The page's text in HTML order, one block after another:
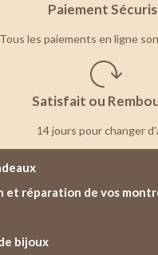
Paiement
Tous les paiements en ligne
Satisfait ou
14 jours pour changer
et réparation de vos
bijoux